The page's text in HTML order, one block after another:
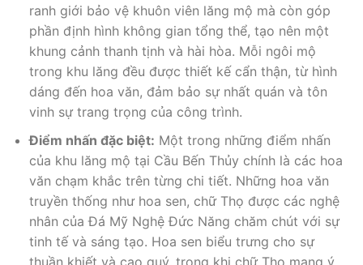
ranh giới bảo vệ khuôn viên lăng mộ mà còn góp
phần định hình không gian tổng thể, tạo nên một
khung cảnh thanh tịnh và hài hòa. Mỗi ngôi mộ
trong khu lăng đều được thiết kế cẩn thận, từ hình
dáng đến hoa văn, đảm bảo sự nhất quán và tôn
vinh sự trang trọng của công trình.
Điểm nhấn đặc biệt: Một trong những điểm nhấn
của khu lăng mộ tại Cầu Bến Thủy chính là các hoa
văn chạm khắc trên từng chi tiết. Những hoa văn
truyền thống như hoa sen, chữ Thọ được các nghệ
nhân của Đá Mỹ Nghệ Đức Năng chăm chút với sự
tinh tế và sáng tạo. Hoa sen biểu trưng cho sự
thuần khiết và cao quý, trong khi chữ Thọ mang ý